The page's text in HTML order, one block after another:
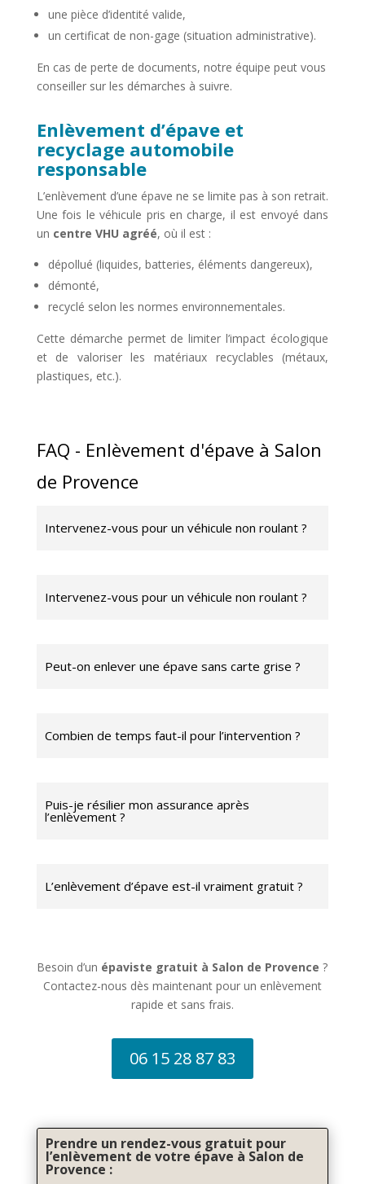
une pièce d’identité valide,
un certificat de non-gage (situation administrative).
En cas de perte de documents, notre équipe peut vous
conseiller sur les démarches à suivre.
Enlèvement d’épave et
recyclage automobile
responsable
L’enlèvement d’une épave ne se limite pas à son retrait.
Une fois le véhicule pris en charge, il est envoyé dans
un centre VHU agréé, où il est :
dépollué (liquides, batteries, éléments dangereux),
démonté,
recyclé selon les normes environnementales.
Cette démarche permet de limiter l’impact écologique
et de valoriser les matériaux recyclables (métaux,
plastiques, etc.).
FAQ - Enlèvement d'épave à Salon
de Provence
Intervenez-vous pour un véhicule non roulant ?
Intervenez-vous pour un véhicule non roulant ?
Peut-on enlever une épave sans carte grise ?
Combien de temps faut-il pour l’intervention ?
Puis-je résilier mon assurance après
l’enlèvement ?
L’enlèvement d’épave est-il vraiment gratuit ?
Besoin d’un épaviste gratuit à Salon de Provence ?
Contactez-nous dès maintenant pour un enlèvement
rapide et sans frais.
06 15 28 87 83
Prendre un rendez-vous gratuit pour
l’enlèvement de votre épave à Salon de
Provence :